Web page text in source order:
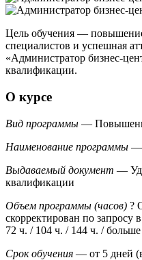
Цель обучения —
специалистов и успешная
«Администратор бизнес-
квалификации.
О курсе
Вид программы —
Наименование программы —
Выдаваемый документ —
квалификации
Объем программы (часов) ?
скорректирован по запросу
72 ч. / 104 ч. / 144 ч. /
Срок обучения — от 5 дней